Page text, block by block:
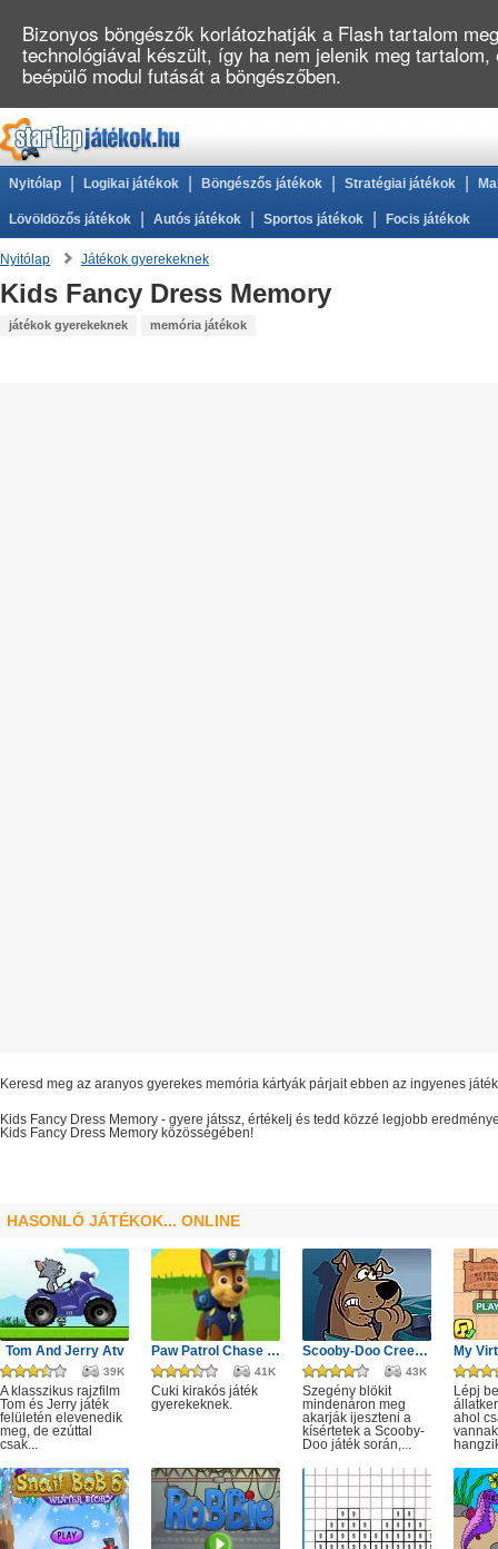
Nyitólap Logikai játékok Böngészős játékok Stratégiai játékok
Lövöldözős játékok Autós játékok Sportos játékok Focis játékok
Nyitólap Játékok gyerekeknek
Kids Fancy Dress Memory
játékok gyerekeknek memória játékok
Keresd meg az aranyos gyerekes memória kártyák párjait ebben az ingyenes
Kids Fancy Dress Memory - gyere játssz, értékelj és tedd közzé legjobb
Kids Fancy Dress Memory közösségében!
HASONLÓ JÁTÉKOK... ONLINE
Tom And Jerry Atv
39K
A klasszikus rajzfilm
Tom és Jerry játék
felületén elevenedik
meg, de ezúttal
csak...
Paw Patrol Chase Puzzle
41K
Cuki kirakós játék
gyerekeknek.
Scooby-Doo Creepy Castle
43K
Szegény blökit
mindenáron meg
akarják ijeszteni a
kísértetek a Scooby-
Doo játék során,...
Lépj
ahol
Bizonyos böngészők korlátozhatják a Flash tartalom
technológiával készült, így ha nem jelenik meg
beépülő modul futását a böngészőben.